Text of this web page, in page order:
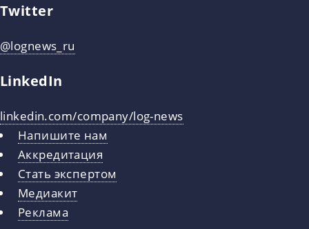
Twitter
@lognews_ru
LinkedIn
linkedin.com/company/log-news
Напишите нам
Аккредитация
Стать экспертом
Медиакит
Реклама